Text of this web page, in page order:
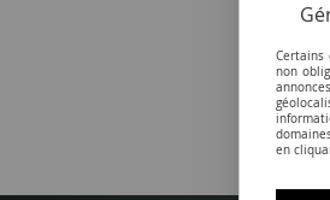
Certains
non
en